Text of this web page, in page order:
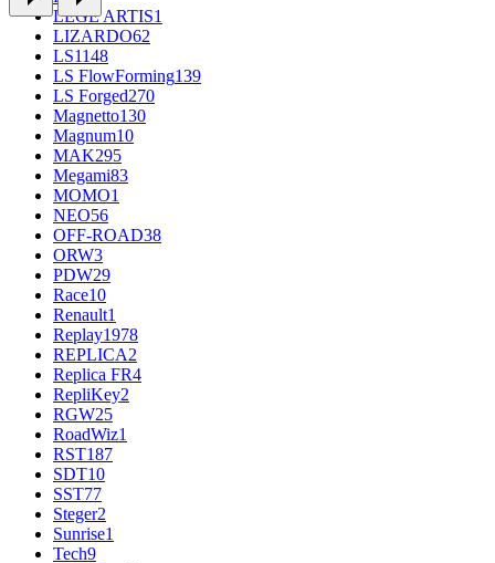
LEGE ARTIS1
LIZARDO62
LS1148
LS FlowForming139
LS Forged270
Magnetto130
Magnum10
MAK295
Megami83
MOMO1
NEO56
OFF-ROAD38
ORW3
PDW29
Race10
Renault1
Replay1978
REPLICA2
Replica FR4
RepliKey2
RGW25
RoadWiz1
RST187
SDT10
SST77
Steger2
Sunrise1
Tech9